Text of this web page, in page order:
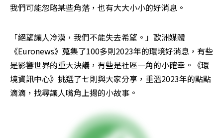
我們可能忽略某些角落，也有大大小小的好消息。
「絕望讓人冷漠，我們不能失去希望。」歐洲媒體
《Euronews》蒐集了100多則2023年的環境好消息，有些
是影響世界的重大決議，有些是社區一角的小確幸。《環
境資訊中心》挑選了七則與大家分享，重溫2023年的點點
滴滴，找尋讓人嘴角上揚的小故事。